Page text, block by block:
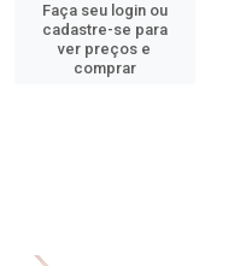
Faça seu login ou
cadastre-se para
ver preços e
comprar